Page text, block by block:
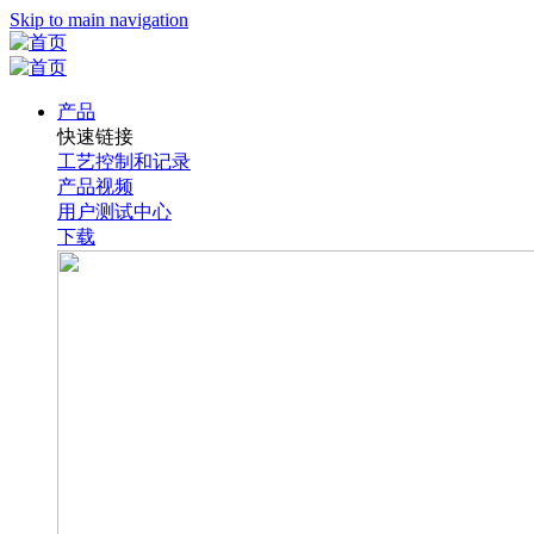
Skip to main navigation
产品
快速链接
工艺控制和记录
产品视频
用户测试中心
下载